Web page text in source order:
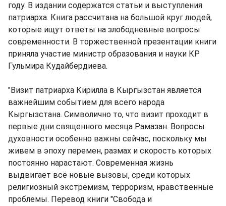
году. В издании содержатся статьи и выступления
патриарха. Книга рассчитана на большой круг людей,
которые ищут ответы на злободневные вопросы
современности. В торжественной презентации книги
приняла участие министр образования и науки КР
Гульмира Кудайбердиева.
"Визит патриарха Кирилла в Кыргызстан является
важнейшим событием для всего народа
Кыргызстана. Символично то, что визит проходит в
первые дни священного месяца Рамазан. Вопросы
духовности особенно важны сейчас, поскольку мы
живем в эпоху перемен, размах и скорость которых
постоянно нарастают. Современная жизнь
выдвигает всё новые вызовы, среди которых
религиозный экстремизм, терроризм, нравственные
проблемы. Перевод книги "Свобода и